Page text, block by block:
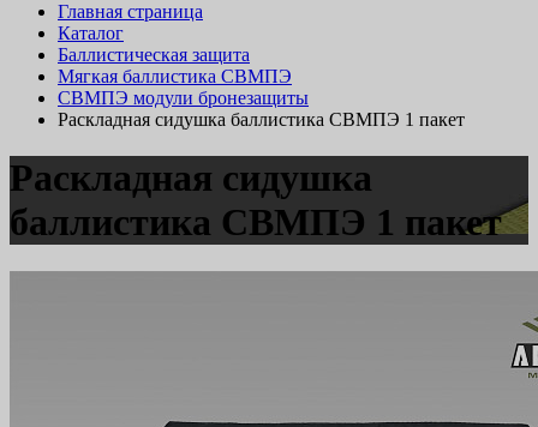
Главная страница
Каталог
Баллистическая защита
Мягкая баллистика СВМПЭ
СВМПЭ модули бронезащиты
Раскладная сидушка баллистика СВМПЭ 1 пакет
Раскладная сидушка
баллистика СВМПЭ 1 пакет